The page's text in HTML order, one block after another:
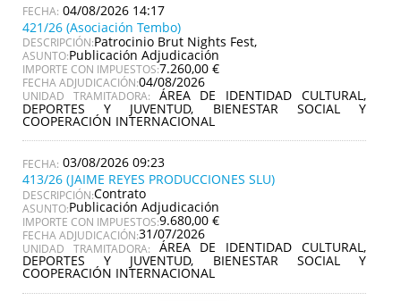
04/08/2026 14:17
421/26 (Asociación Tembo)
DESCRIPCIÓN:Patrocinio Brut Nights Fest,
ASUNTO:Publicación Adjudicación
IMPORTE CON IMPUESTOS:7.260,00 €
FECHA ADJUDICACIÓN:04/08/2026
UNIDAD TRAMITADORA: ÁREA DE IDENTIDAD CULTURAL,
DEPORTES Y JUVENTUD, BIENESTAR SOCIAL Y
COOPERACIÓN INTERNACIONAL
03/08/2026 09:23
413/26 (JAIME REYES PRODUCCIONES SLU)
DESCRIPCIÓN:Contrato
ASUNTO:Publicación Adjudicación
IMPORTE CON IMPUESTOS:9.680,00 €
FECHA ADJUDICACIÓN:31/07/2026
UNIDAD TRAMITADORA: ÁREA DE IDENTIDAD CULTURAL,
DEPORTES Y JUVENTUD, BIENESTAR SOCIAL Y
COOPERACIÓN INTERNACIONAL